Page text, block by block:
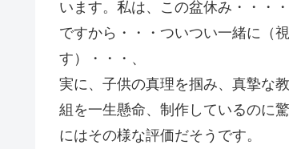
います。私は、この盆休み・・・
ですから・・・ついつい一緒に（
す）・・・、
実に、子供の真理を掴み、真摯な
組を一生懸命、制作しているのに
にはその様な評価だそうです。